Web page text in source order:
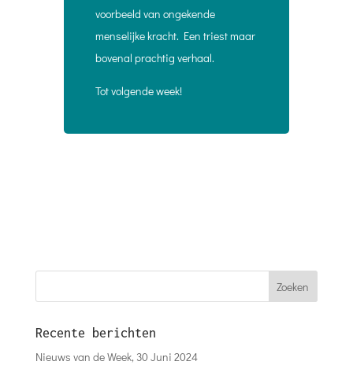
voorbeeld van ongekende
menselijke kracht. Een triest maar
bovenal prachtig verhaal.
Tot volgende week!
Recente berichten
Nieuws van de Week, 30 Juni 2024